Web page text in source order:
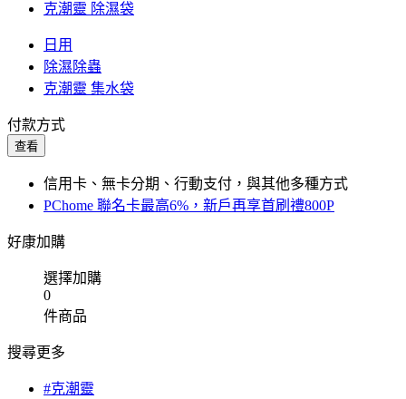
克潮靈 除濕袋
日用
除濕除蟲
克潮靈 集水袋
付款方式
查看
信用卡、無卡分期、行動支付，與其他多種方式
PChome 聯名卡最高6%，新戶再享首刷禮800P
好康加購
選擇加購
0
件商品
搜尋更多
#克潮靈